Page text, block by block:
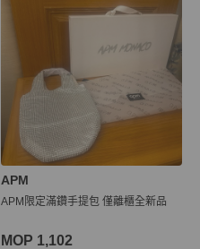
APM
APM限定滿鑽手提包 僅離櫃全新品
MOP 1,102